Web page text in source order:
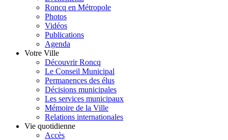
Roncq en Métropole
Photos
Vidéos
Publications
Agenda
Votre Ville
Découvrir Roncq
Le Conseil Municipal
Permanences des élus
Décisions municipales
Les services municipaux
Mémoire de la Ville
Relations internationales
Vie quotidienne
Accès